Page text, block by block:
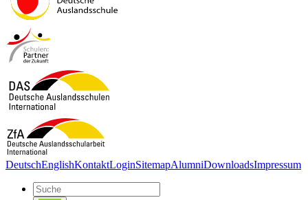
DeutschEnglishKontaktLoginSitemapAlumniDownloadsImpressum